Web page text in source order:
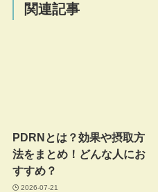
関連記事
PDRNとは？効果や摂取方
法をまとめ！どんな人にお
すすめ？
2026-07-21